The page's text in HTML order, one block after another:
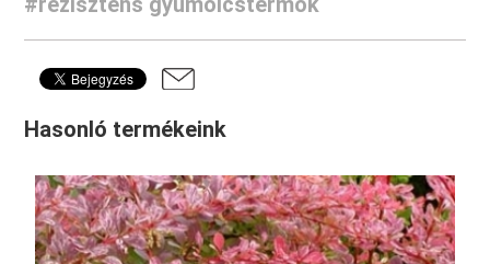
Hasonló termékeink